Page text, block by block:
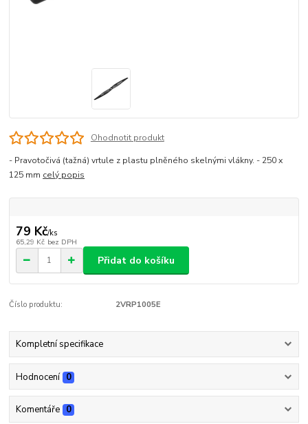
Ohodnotit produkt
- Pravotočivá (tažná) vrtule z plastu plněného skelnými vlákny. - 250 x
125 mm celý popis
79 Kč/ks
65,29 Kč bez DPH
Přidat do košíku
Číslo produktu: 2VRP1005E
Kompletní specifikace
Hodnocení 0
Komentáře 0